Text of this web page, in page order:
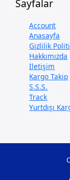
Sayfalar
Account
Anasayfa
Gizlilik
Hakkımızda
İletişim
Kargo Takip
S.S.S.
Track
Yurtdışı